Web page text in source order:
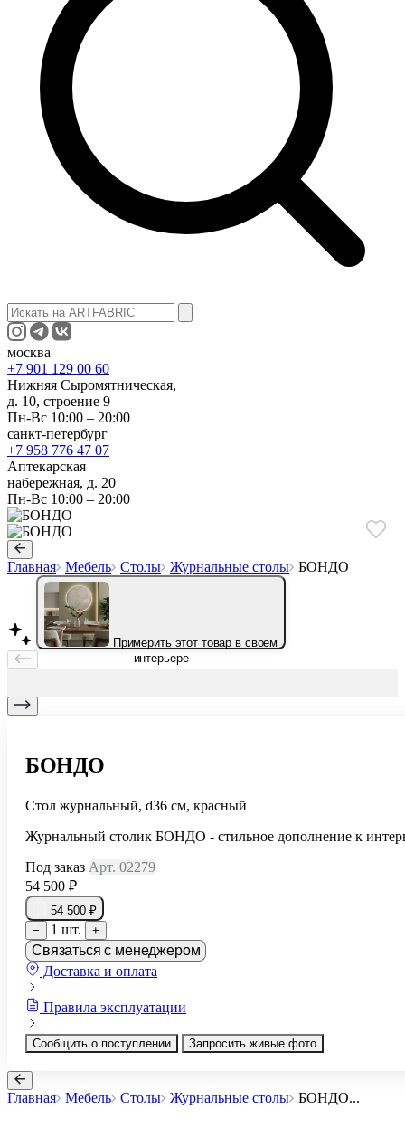
москва
+7 901 129 00 60
Нижняя Сыромятническая,
д. 10, строение 9
Пн-Вс 10:00 – 20:00
санкт-петербург
+7 958 776 47 07
Аптекарская
набережная, д. 20
Пн-Вс 10:00 – 20:00
Главная Мебель Столы Журнальные столы БОНДО
Примерить этот товар в своем
интерьере
БОНДО
Стол журнальный, d36 см, красный
Журнальный столик БОНДО - стильное дополнение к
Под заказ Арт. 02279
54 500 ₽
54 500 ₽
−
1 шт. +
Связаться с менеджером
Доставка и оплата
Правила эксплуатации
Сообщить о поступлении Запросить живые фото
Главная Мебель Столы Журнальные столы БОНДО...